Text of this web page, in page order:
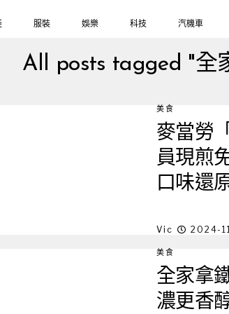
服裝 娛樂 科技 汽機車
All posts tagged "全
美食
麥當勞
員現煎
口味還
Vic 2024-
美食
全家拿
濃更香